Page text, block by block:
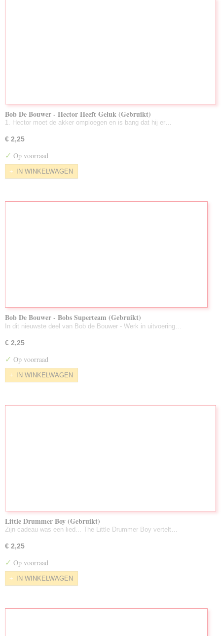
Bob De Bouwer - Hector Heeft Geluk (Gebruikt)
1. Hector moet de akker omploegen en is bang dat hij er…
€ 2,25
✓ Op voorraad
IN WINKELWAGEN
Bob De Bouwer - Bobs Superteam (Gebruikt)
In dit nieuwste deel van Bob de Bouwer - Werk in uitvoering…
€ 2,25
✓ Op voorraad
IN WINKELWAGEN
Little Drummer Boy (Gebruikt)
Zijn cadeau was een lied... The Little Drummer Boy vertelt…
€ 2,25
✓ Op voorraad
IN WINKELWAGEN